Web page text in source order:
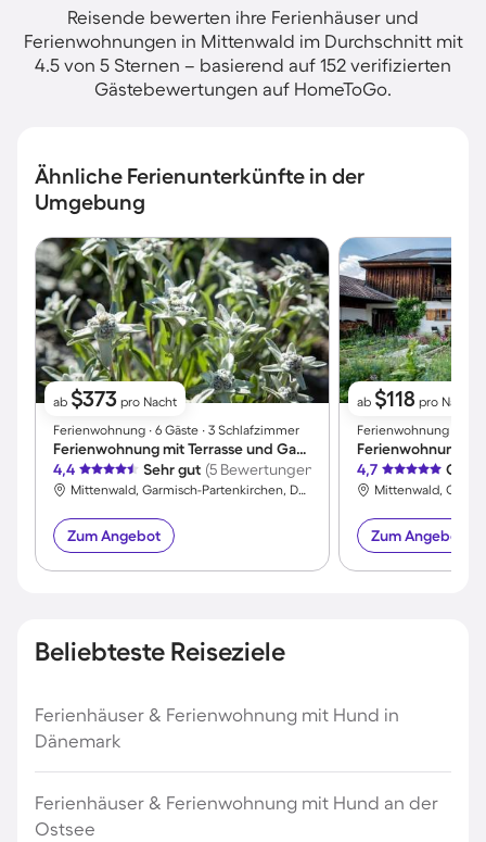
Reisende bewerten ihre Ferienhäuser und
Ferienwohnungen in Mittenwald im Durchschnitt mit
4.5 von 5 Sternen – basierend auf 152 verifizierten
Gästebewertungen auf HomeToGo.
Ähnliche Ferienunterkünfte in der
Umgebung
ab $373 pro Nacht
Ferienwohnung ∙ 6 Gäste ∙ 3 Schlafzimmer
Ferienwohnung mit Terrasse und Garten
4,4
Sehr gut (5 Bewertungen)
Mittenwald, Garmisch-Partenkirchen, Deutschland
Zum Angebot
ab $118 pro Nacht
Ferienwohnung ∙ 2
4,7
Zum Angebot
Beliebteste Reiseziele
Ferienhäuser & Ferienwohnung mit Hund in
Dänemark
Ferienhäuser & Ferienwohnung mit Hund an der
Ostsee